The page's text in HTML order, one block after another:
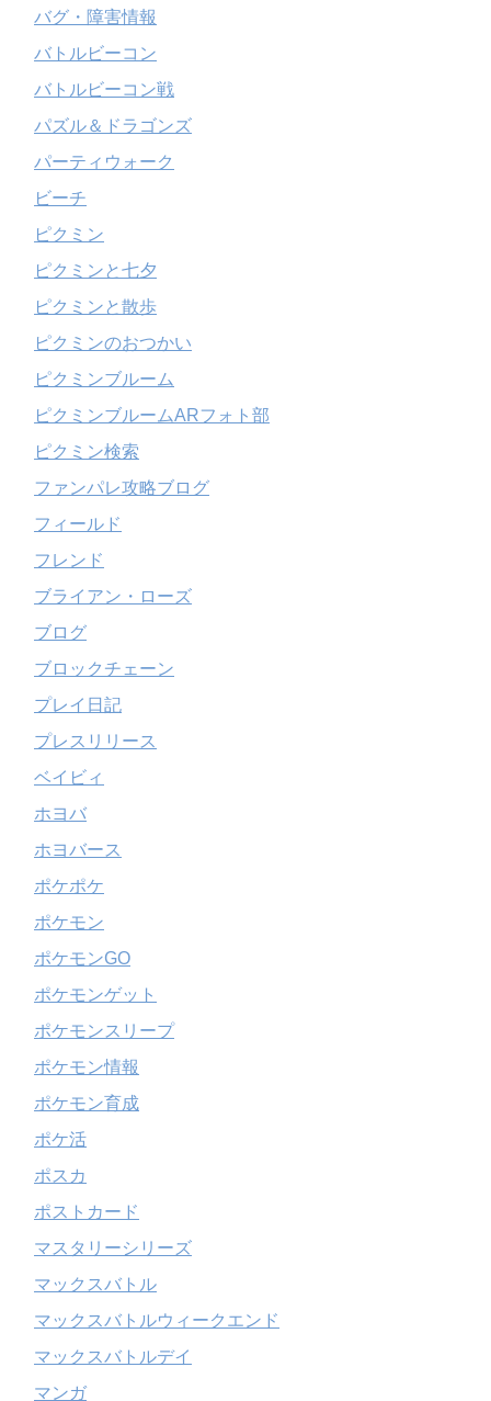
バグ・障害情報
バトルビーコン
バトルビーコン戦
パズル＆ドラゴンズ
パーティウォーク
ビーチ
ピクミン
ピクミンと七夕
ピクミンと散歩
ピクミンのおつかい
ピクミンブルーム
ピクミンブルームARフォト部
ピクミン検索
ファンパレ攻略ブログ
フィールド
フレンド
ブライアン・ローズ
ブログ
ブロックチェーン
プレイ日記
プレスリリース
ベイビィ
ホヨバ
ホヨバース
ポケポケ
ポケモン
ポケモンGO
ポケモンゲット
ポケモンスリープ
ポケモン情報
ポケモン育成
ポケ活
ポスカ
ポストカード
マスタリーシリーズ
マックスバトル
マックスバトルウィークエンド
マックスバトルデイ
マンガ